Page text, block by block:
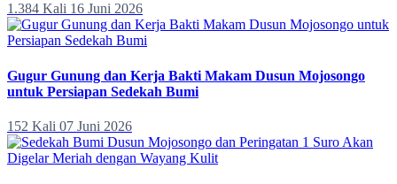
1.384 Kali 16 Juni 2026
Gugur Gunung dan Kerja Bakti Makam Dusun Mojosongo
untuk Persiapan Sedekah Bumi
152 Kali 07 Juni 2026